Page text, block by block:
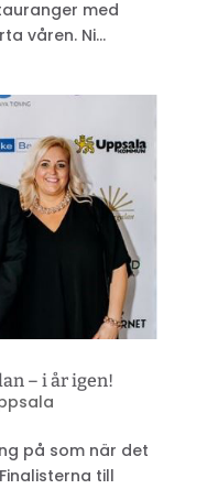
med
våren. Ni...
– i år igen!
på som när det
till